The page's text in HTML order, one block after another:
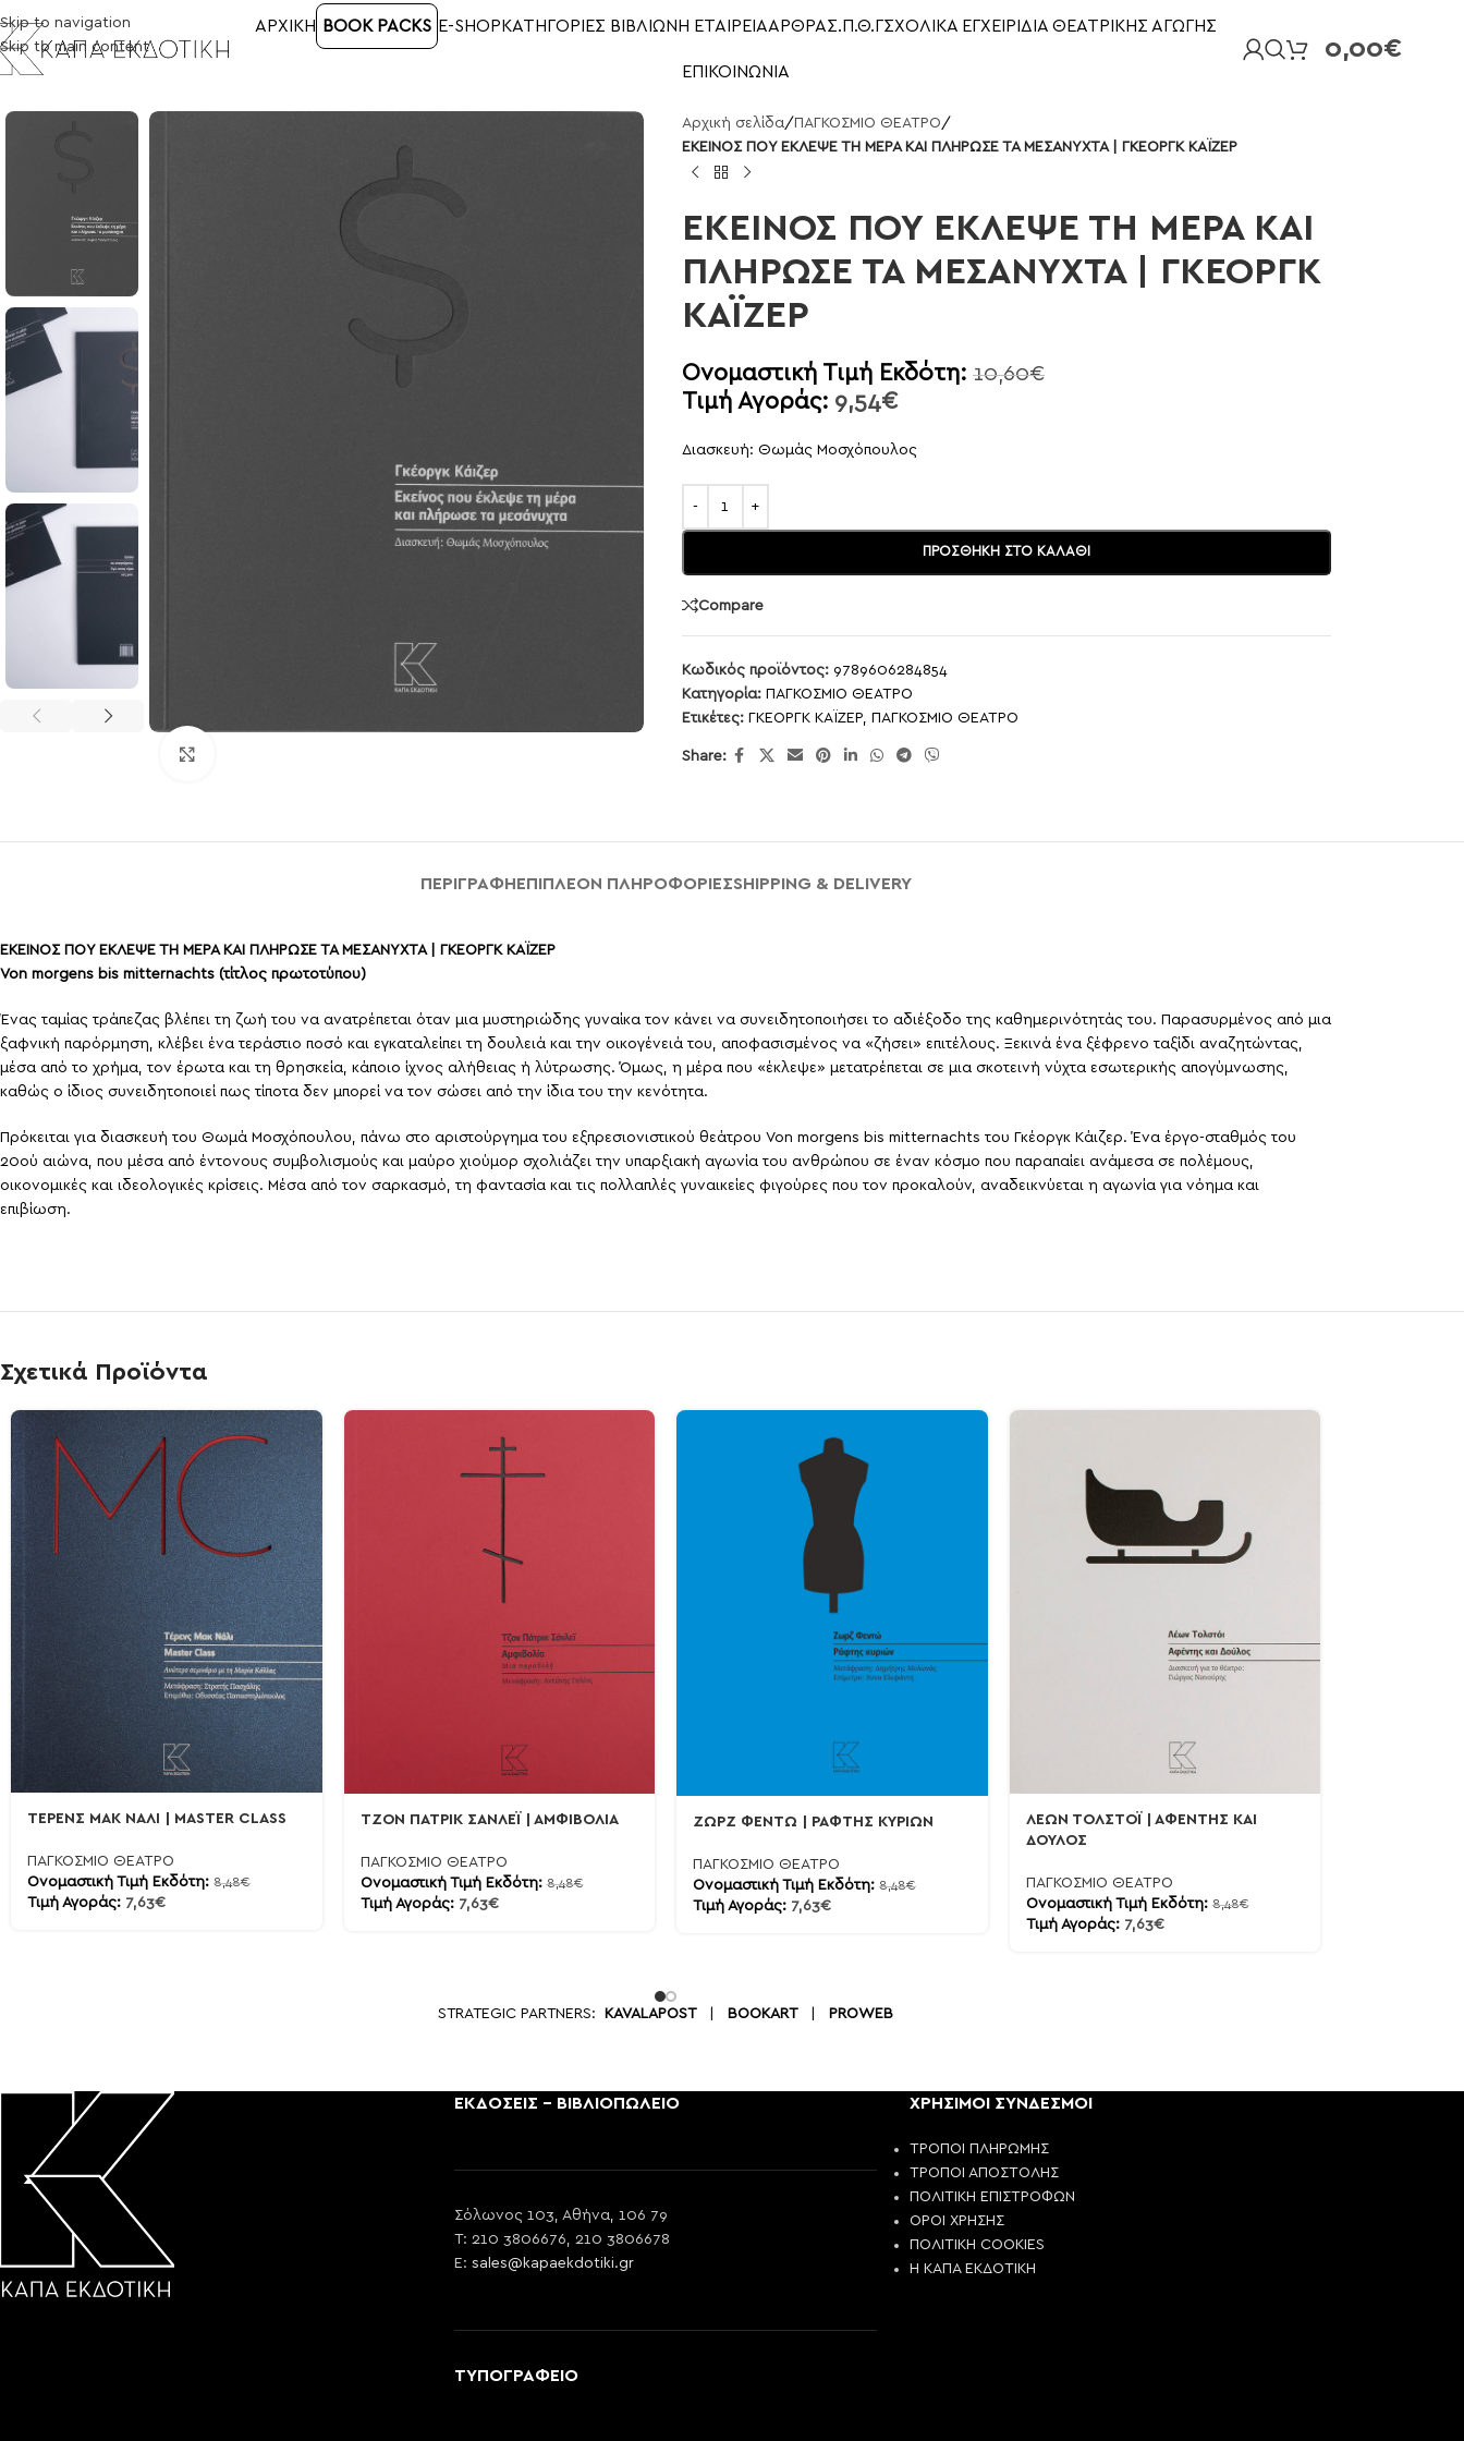
Skip to navigation
Skip to main content
ΑΡΧΙΚΉ BOOK PACKS E-SHOP ΚΑΤΗΓΟΡΙΕΣ ΒΙΒΛΙΩΝ Η ΕΤΑΙΡΕΙΑΑΡΘΡΑΣ.Π.Θ.ΓΣΧΟΛΙΚΑ ΕΓΧΕΙΡΙΔΙΑ ΘΕΑΤΡΙΚΗΣ ΑΓΩΓΗΣ
ΕΠΙΚΟΙΝΩΝΙΑ
0,00€
Αρχική σελίδα/ ΠΑΓΚΟΣΜΙΟ ΘΕΑΤΡΟ/
ΕΚΕΙΝΟΣ ΠΟΥ ΕΚΛΕΨΕ ΤΗ ΜΕΡΑ ΚΑΙ ΠΛΗΡΩΣΕ ΤΑ ΜΕΣΑΝΥΧΤΑ | ΓΚΕΟΡΓΚ ΚΑΪΖΕΡ
ΕΚΕΙΝΟΣ ΠΟΥ ΕΚΛΕΨΕ ΤΗ ΜΕΡΑ ΚΑΙ
ΠΛΗΡΩΣΕ ΤΑ ΜΕΣΑΝΥΧΤΑ | ΓΚΕΟΡΓΚ
ΚΑΪΖΕΡ
Ονομαστική Τιμή Εκδότη: 10,60€
Τιμή Αγοράς: 9,54€
Διασκευή: Θωμάς Μοσχόπουλος
ΠΡΟΣΘΉΚΗ ΣΤΟ ΚΑΛΆΘΙ
Compare
Κωδικός προϊόντος: 9789606284854
Κατηγορία: ΠΑΓΚΟΣΜΙΟ ΘΕΑΤΡΟ
Ετικέτες: ΓΚΕΟΡΓΚ ΚΑΪΖΕΡ, ΠΑΓΚΟΣΜΙΟ ΘΕΑΤΡΟ
Share:
ΠΕΡΙΓΡΑΦΉΕΠΙΠΛΈΟΝ ΠΛΗΡΟΦΟΡΊΕΣSHIPPING & DELIVERY
ΕΚΕΙΝΟΣ ΠΟΥ ΕΚΛΕΨΕ ΤΗ ΜΕΡΑ ΚΑΙ ΠΛΗΡΩΣΕ ΤΑ ΜΕΣΑΝΥΧΤΑ | ΓΚΕΟΡΓΚ ΚΑΪΖΕΡ
Von morgens bis mitternachts (τίτλος πρωτοτύπου)
Ένας ταμίας τράπεζας βλέπει τη ζωή του να ανατρέπεται όταν μια μυστηριώδης γυναίκα τον κάνει να συνειδητοποιήσει το αδιέξοδο της καθημερινότητάς του. Παρασυρμένος από μια
ξαφνική παρόρμηση, κλέβει ένα τεράστιο ποσό και εγκαταλείπει τη δουλειά και την οικογένειά του, αποφασισμένος να «ζήσει» επιτέλους. Ξεκινά ένα ξέφρενο ταξίδι αναζητώντας,
μέσα από το χρήμα, τον έρωτα και τη θρησκεία, κάποιο ίχνος αλήθειας ή λύτρωσης. Όμως, η μέρα που «έκλεψε» μετατρέπεται σε μια σκοτεινή νύχτα εσωτερικής απογύμνωσης,
καθώς ο ίδιος συνειδητοποιεί πως τίποτα δεν μπορεί να τον σώσει από την ίδια του την κενότητα.
Πρόκειται για διασκευή του Θωμά Μοσχόπουλου, πάνω στο αριστούργημα του εξπρεσιονιστικού θεάτρου Von morgens bis mitternachts του Γκέοργκ Κάιζερ. Ένα έργο-σταθμός του
20ού αιώνα, που μέσα από έντονους συμβολισμούς και μαύρο χιούμορ σχολιάζει την υπαρξιακή αγωνία του ανθρώπου σε έναν κόσμο που παραπαίει ανάμεσα σε πολέμους,
οικονομικές και ιδεολογικές κρίσεις. Μέσα από τον σαρκασμό, τη φαντασία και τις πολλαπλές γυναικείες φιγούρες που τον προκαλούν, αναδεικνύεται η αγωνία για νόημα και
επιβίωση.
Σχετικά Προϊόντα
ΤΕΡΕΝΣ ΜΑΚ ΝΑΛΙ | MASTER CLASS
ΠΑΓΚΟΣΜΙΟ ΘΕΑΤΡΟ
Ονομαστική Τιμή Εκδότη: 8,48€
Τιμή Αγοράς: 7,63€
ΤΖΟΝ ΠΑΤΡΙΚ ΣΑΝΛΕΪ | ΑΜΦΙΒΟΛΙΑ
ΠΑΓΚΟΣΜΙΟ ΘΕΑΤΡΟ
Ονομαστική Τιμή Εκδότη:8,48€
Τιμή Αγοράς: 7,63€
ΖΩΡΖ ΦΕΝΤΩ | ΡΑΦΤΗΣ ΚΥΡΙΩΝ
ΠΑΓΚΟΣΜΙΟ ΘΕΑΤΡΟ
Ονομαστική Τιμή Εκδότη: 8,48€
Τιμή Αγοράς: 7,63€
ΛΕΩΝ ΤΟΛΣΤΟΪ | ΑΦΕΝΤΗΣ ΚΑΙ
ΔΟΥΛΟΣ
ΠΑΓΚΟΣΜΙΟ ΘΕΑΤΡΟ
Ονομαστική Τιμή Εκδότη:8,48€
Τιμή Αγοράς: 7,63€
STRATEGIC PARTNERS: KAVALAPOST| BOOKART| PROWEB
ΕΚΔΟΣΕΙΣ - ΒΙΒΛΙΟΠΩΛΕΙΟ
Σόλωνος 103, Αθήνα, 106 79
T: 210 3806676, 210 3806678
E:sales@kapaekdotiki.gr
ΤΥΠΟΓΡΑΦΕΙΟ
ΧΡΗΣΙΜΟΙ ΣΥΝΔΕΣΜΟΙ
ΤΡΟΠΟΙ ΠΛΗΡΩΜΗΣ
ΤΡΟΠΟΙ ΑΠΟΣΤΟΛΗΣ
ΠΟΛΙΤΙΚΗ ΕΠΙΣΤΡΟΦΩΝ
ΟΡΟΙ ΧΡΗΣΗΣ
ΠΟΛΙΤΙΚΗ COOKIES
Η ΚΑΠΑ ΕΚΔΟΤΙΚΗ